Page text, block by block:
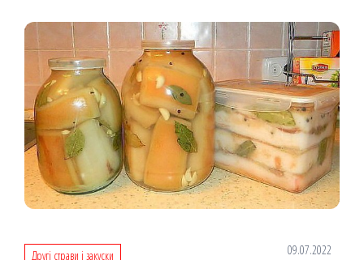
Другі страви і закуски 09.07.2022